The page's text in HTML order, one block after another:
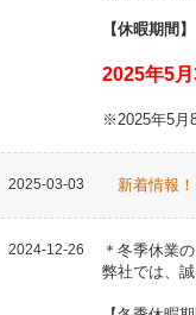
【休暇期間】
2025年5
※2025年5月
2025-03-03 新着情報
2024-12-26
＊冬季休業
弊社では、